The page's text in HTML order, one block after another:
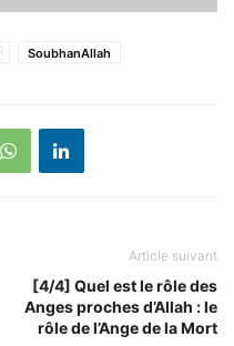
SoubhanAllah
Article suivant
[4/4] Quel est le rôle des
Anges proches d’Allah : le
rôle de l’Ange de la Mort